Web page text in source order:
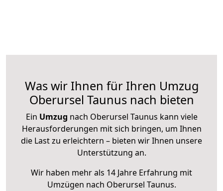
Was wir Ihnen für Ihren Umzug
Oberursel Taunus nach bieten
Ein Umzug nach Oberursel Taunus kann viele
Herausforderungen mit sich bringen, um Ihnen
die Last zu erleichtern – bieten wir Ihnen unsere
Unterstützung an.
Wir haben mehr als 14 Jahre Erfahrung mit
Umzügen nach Oberursel Taunus.